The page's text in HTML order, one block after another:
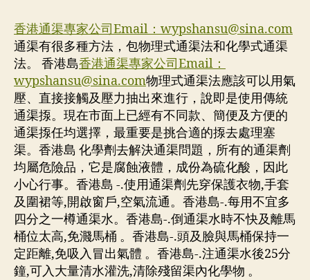
香港通渠專家公司Email： wypshansu@sina.com
通渠有很多種方法，包物理式通渠法和化學式通渠
法。 香港島香港通渠專家公司Email：
wypshansu@sina.com物理式通渠法應該可以用氣
壓、直接接觸及壓力抽出來進行，說即是使用傳統
通渠揼。現在市面上已經有不同款、簡便及方便的
通渠揼任均選擇，最重要是挑合適的揼去處理塞
渠。香港島 化學劑去解決通渠問題，所有的通渠劑
均屬危險品，它是腐蝕液體，成份為硫化酸，因此
小心行事。香港島 -.使用通渠劑先穿保護衣物,手套
及圍裙等,開啟窗戶,空氣流通。香港島-.每用不宜多
四分之一樽通渠水。香港島-.倒通渠水時不快及離馬
桶位太高,免濺馬桶 。香港島-.頭及臉與馬桶保持一
定距離,免吸入冒出氣體 。香港島-.注通渠水後25分
鐘,可入大量清水灌洗,清除殘留渠內化學物 。